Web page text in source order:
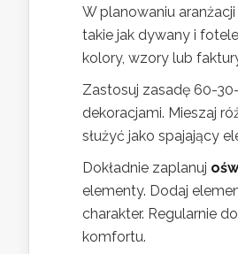
W planowaniu
takie jak dywany i
kolory, wzory lub
Zastosuj zasadę 60-
dekoracjami. Mieszaj
służyć jako spajający
Dokładnie zaplanuj
elementy. Dodaj
charakter. Regularnie
komfortu.